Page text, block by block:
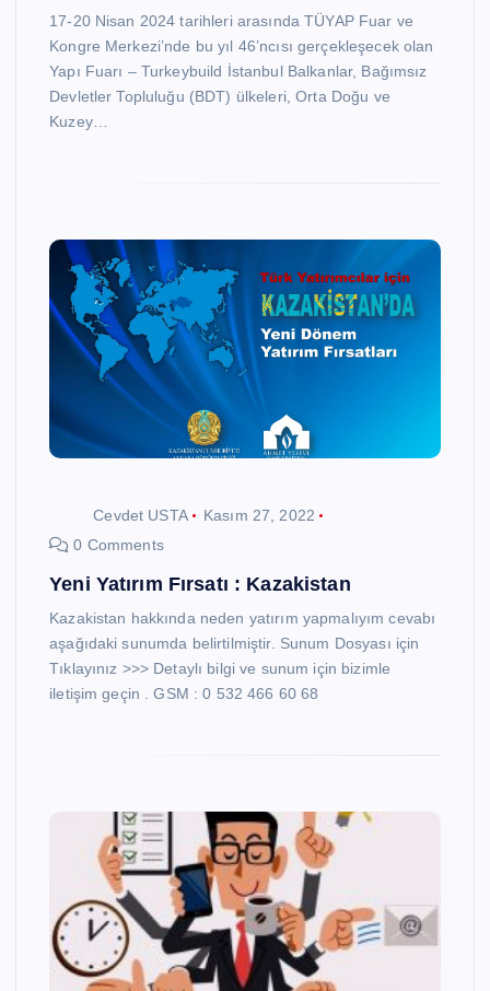
17-20 Nisan 2024 tarihleri arasında TÜYAP Fuar ve
Kongre Merkezi’nde bu yıl 46’ncısı gerçekleşecek olan
Yapı Fuarı – Turkeybuild İstanbul Balkanlar, Bağımsız
Devletler Topluluğu (BDT) ülkeleri, Orta Doğu ve
Kuzey…
Cevdet USTA
Kasım 27, 2022
0 Comments
Yeni Yatırım Fırsatı : Kazakistan
Kazakistan hakkında neden yatırım yapmalıyım cevabı
aşağıdaki sunumda belirtilmiştir. Sunum Dosyası için
Tıklayınız >>> Detaylı bilgi ve sunum için bizimle
iletişim geçin . GSM : 0 532 466 60 68